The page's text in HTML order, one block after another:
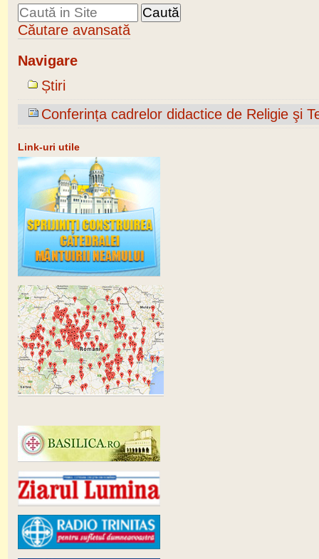
Căutare avansată
Navigare
Știri
Conferința cadrelor didactice de Religie şi
Link-uri utile